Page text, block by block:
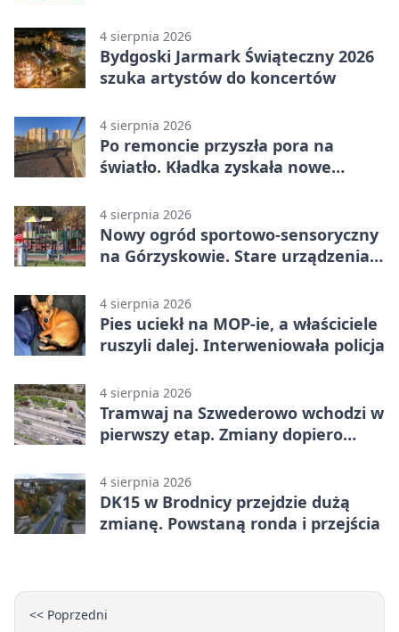
4 sierpnia 2026
Bydgoski Jarmark Świąteczny 2026
szuka artystów do koncertów
4 sierpnia 2026
Po remoncie przyszła pora na
światło. Kładka zyskała nowe
4 sierpnia 2026
Nowy ogród sportowo-sensoryczny
na Górzyskowie. Stare urządzenia
4 sierpnia 2026
Pies uciekł na MOP-ie, a właściciele
ruszyli dalej. Interweniowała policja
4 sierpnia 2026
Tramwaj na Szwederowo wchodzi w
pierwszy etap. Zmiany dopiero
4 sierpnia 2026
DK15 w Brodnicy przejdzie dużą
zmianę. Powstaną ronda i przejścia
<< Poprzedni